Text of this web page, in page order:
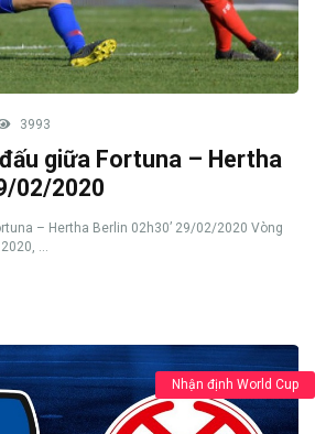
3993
giữa Fortuna – Hertha
02/2020
– Hertha Berlin 02h30’ 29/02/2020 Vòng
...
Nhận định World Cup